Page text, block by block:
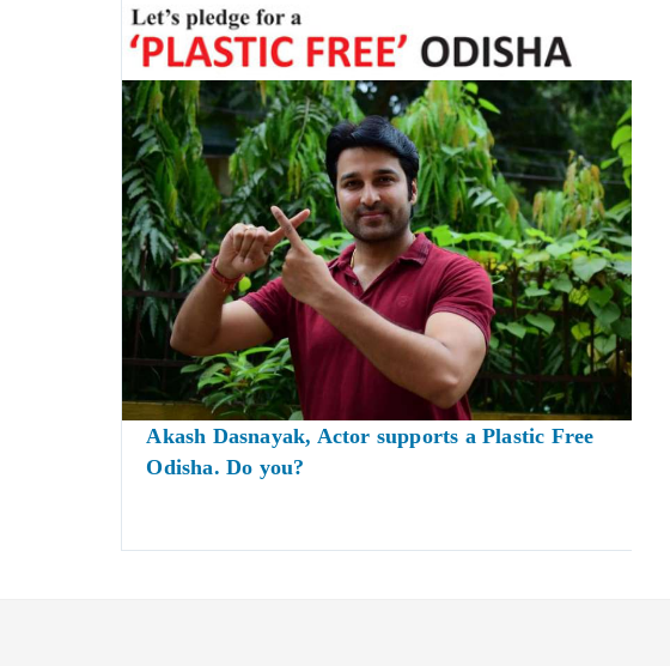
Akash Dasnayak, Actor supports a Plastic Free
Odisha. Do you?